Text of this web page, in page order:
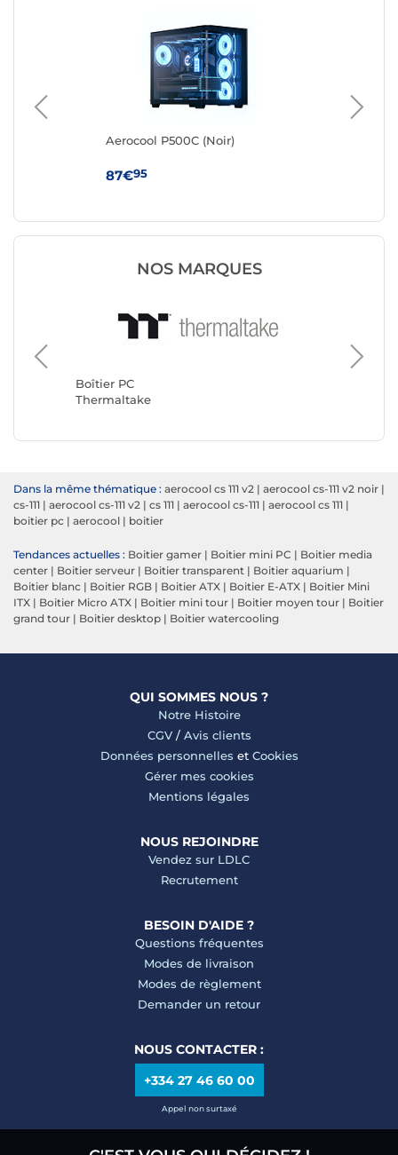
Aerocool P500C (Noir)
87€95
NOS MARQUES
Boîtier PC
Thermaltake
Boîtier
Corsair
Dans la même thématique : aerocool cs 111 v2 | aerocool cs-111 v2 noir |
cs-111 | aerocool cs-111 v2 | cs 111 | aerocool cs-111 | aerocool cs 111 |
boitier pc | aerocool | boitier
Tendances actuelles : Boitier gamer | Boitier mini PC | Boitier media
center | Boitier serveur | Boitier transparent | Boitier aquarium |
Boitier blanc | Boitier RGB | Boitier ATX | Boitier E-ATX | Boitier Mini
ITX | Boitier Micro ATX | Boitier mini tour | Boitier moyen tour | Boitier
grand tour | Boitier desktop | Boitier watercooling
QUI SOMMES NOUS ?
Notre Histoire
CGV/ Avis clients
Données personnelles et Cookies
Gérer mes cookies
Mentions légales
NOUS REJOINDRE
Vendez sur LDLC
Recrutement
BESOIN D'AIDE ?
Questions fréquentes
Modes de livraison
Modes de règlement
Demander un retour
NOUS CONTACTER :
+334 27 46 60 00
Appel non surtaxé